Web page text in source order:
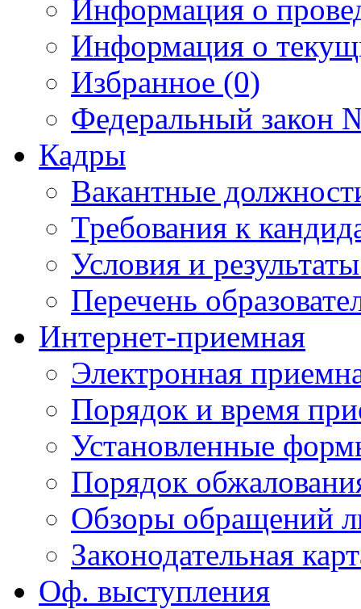
Информация о
Информация о
Избранное (0)
Федеральный закон
Кадры
Вакантные
Требования к
Условия и
Перечень
Интернет-приемная
Электронная
Порядок и время
Установленные
Порядок
Обзоры обращений
Законодательная
Оф. выступления